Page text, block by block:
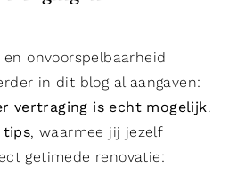
onvoorspelbaarheid
in dit blog al aangaven:
vertraging is echt mogelijk.
tips, waarmee jij jezelf
getimede renovatie: